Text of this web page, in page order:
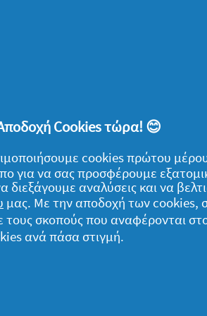
από καθαριότητα.
αντικείμενα που
θέση.
με τον
Cookies τώρα! 😊
cookies πρώτου
για να σας προσφέρουμε
διεξάγουμε αναλύσεις και να
μας. Με την αποδοχή των cookies,
τους σκοπούς που αναφέρονται
ανά πάσα στιγμή.